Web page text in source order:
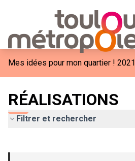
Mes idées pour mon quartier ! 2021
RÉALISATIONS
Filtrer et rechercher